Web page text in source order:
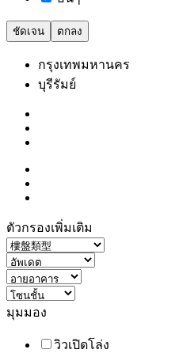
ชัดเจน ตกลง
กรุงเทพมหานคร
บุรีรัมย์
ตัวกรองเพิ่มเติม
มุมมอง
วิวเปิดโล่ง